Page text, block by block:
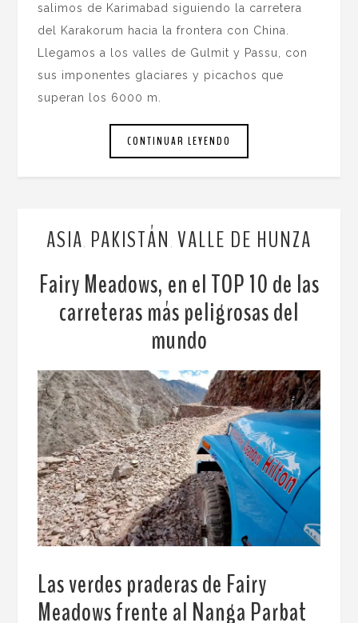
salimos de Karimabad siguiendo la carretera
del Karakorum hacia la frontera con China.
Llegamos a los valles de Gulmit y Passu, con
sus imponentes glaciares y picachos que
superan los 6000 m.
CONTINUAR LEYENDO
ASIA PAKISTÁN VALLE DE HUNZA
Fairy Meadows, en el TOP 10 de las
carreteras más peligrosas del
mundo
Las verdes praderas de Fairy
Meadows frente al Nanga Parbat